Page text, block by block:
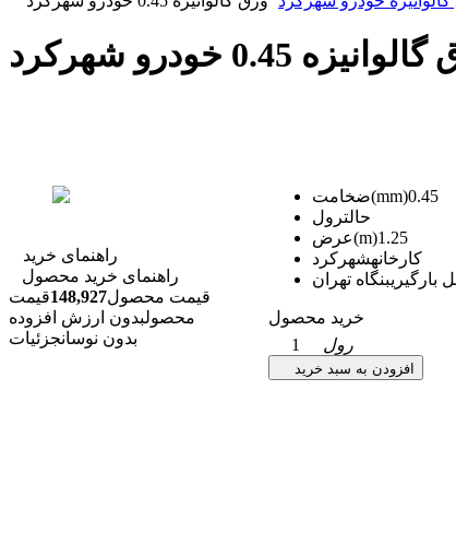
0.45 خودرو شهرکرد
راهنمای خرید
راهنمای خرید محصول
قیمت محصول148,927قیمت
محصولبدون ارزش افزوده
بدون نوسانجزئیات
ضخامت(mm)0.45
حالترول
عرض(m)1.25
کارخانهشهرکرد
بارگیریبنگاه تهران
خرید محصول
1
رول
افزودن به سبد خرید